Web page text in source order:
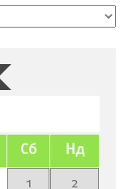
Сб Нд
1
2